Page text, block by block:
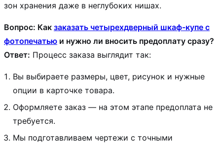
зон хранения даже в неглубоких нишах.
Вопрос: Как заказать четырехдверный шкаф-купе с
фотопечатью и нужно ли вносить предоплату сразу?
Ответ: Процесс заказа выглядит так:
Вы выбираете размеры, цвет, рисунок и нужные
опции в карточке товара.
Оформляете заказ — на этом этапе предоплата не
требуется.
Мы подготавливаем чертежи с точными